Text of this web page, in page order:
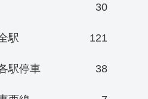
30
駅 121
駅停車 38